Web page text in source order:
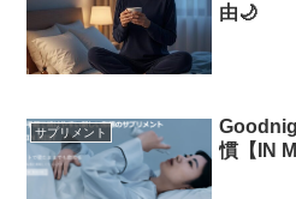
由🌙
サプリメント
慣【IN